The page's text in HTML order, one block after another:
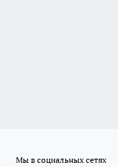
Мы в социальных сетях